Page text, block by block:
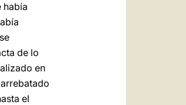
había
de lo
en
el